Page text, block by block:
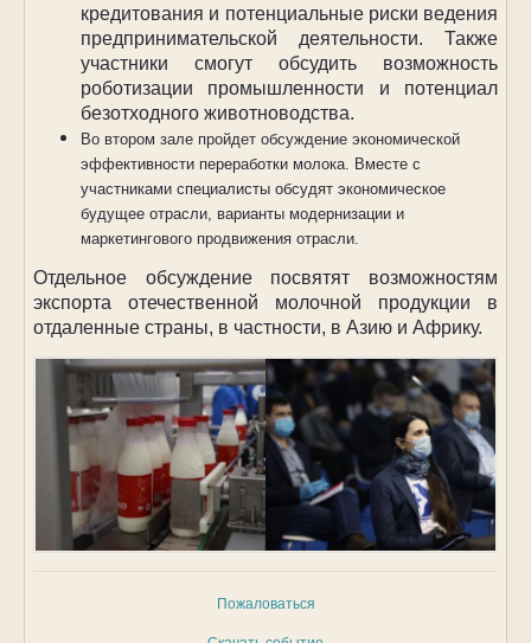
кредитования и потенциальные риски ведения
предпринимательской деятельности. Также
участники смогут обсудить возможность
роботизации промышленности и потенциал
безотходного животноводства.
Во втором зале пройдет обсуждение экономической
эффективности переработки молока. Вместе с
участниками специалисты обсудят экономическое
будущее отрасли, варианты модернизации и
маркетингового продвижения отрасли.
Отдельное обсуждение посвятят возможностям
экспорта отечественной молочной продукции в
отдаленные страны, в частности, в Азию и Африку.
Пожаловаться